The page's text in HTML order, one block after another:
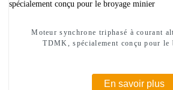
Moteur synchrone triphasé à courant
TDMK, spécialement conçu pour le
En savoir plus